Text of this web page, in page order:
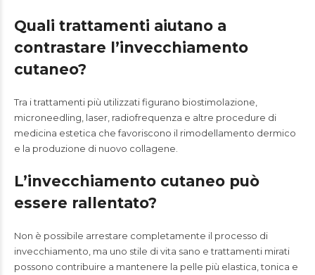
Quali trattamenti aiutano a
contrastare l’invecchiamento
cutaneo?
Tra i trattamenti più utilizzati figurano biostimolazione,
microneedling, laser, radiofrequenza e altre procedure di
medicina estetica che favoriscono il rimodellamento dermico
e la produzione di nuovo collagene.
L’invecchiamento cutaneo può
essere rallentato?
Non è possibile arrestare completamente il processo di
invecchiamento, ma uno stile di vita sano e trattamenti mirati
possono contribuire a mantenere la pelle più elastica, tonica e